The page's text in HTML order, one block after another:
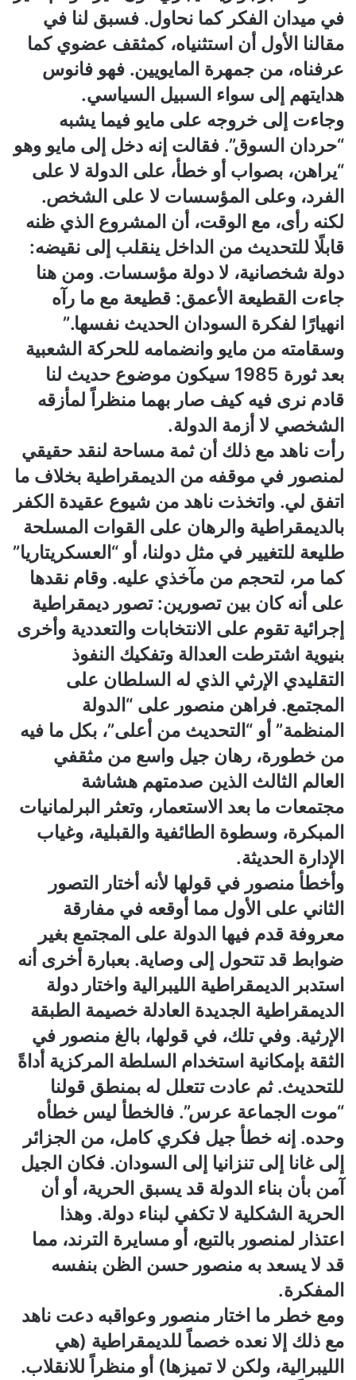
في ميدان الفكر كما نحاول. فسبق لنا في
مقالنا الأول أن استثنياه، كمثقف عضوي كما
عرفناه، من جمهرة المايويين. فهو فانوس
هدايتهم إلى سواء السبيل السياسي.
وجاءت إلى خروجه على مايو فيما يشبه
“حردان السوق”. فقالت إنه دخل إلى مايو وهو
“يراهن، بصواب أو خطأ، على الدولة لا على
الفرد، وعلى المؤسسات لا على الشخص.
لكنه رأى، مع الوقت، أن المشروع الذي ظنه
قابلًا للتحديث من الداخل ينقلب إلى نقيضه:
دولة شخصانية، لا دولة مؤسسات. ومن هنا
جاءت القطيعة الأعمق: قطيعة مع ما رآه
انهيارًا لفكرة السودان الحديث نفسها.”
وسقامته من مايو وانضمامه للحركة الشعبية
بعد ثورة 1985 سيكون موضوع حديث لنا
قادم نرى فيه كيف صار بهما منظراً لمأزقه
الشخصي لا أزمة الدولة.
رأت ناهد مع ذلك أن ثمة مساحة لنقد حقيقي
لمنصور في موقفه من الديمقراطية بخلاف ما
اتفق لي. واتخذت ناهد من شيوع عقيدة الكفر
بالديمقراطية والرهان على القوات المسلحة
طليعة للتغيير في مثل دولنا، أو “العسكريتاريا”
كما مر، لتحجم من مآخذي عليه. وقام نقدها
على أنه كان بين تصورين: تصور ديمقراطية
إجرائية تقوم على الانتخابات والتعددية وأخرى
بنيوية اشترطت العدالة وتفكيك النفوذ
التقليدي الإرثي الذي له السلطان على
المجتمع. فراهن منصور على “الدولة
المنظمة” أو “التحديث من أعلى”، بكل ما فيه
من خطورة، رهان جيل واسع من مثقفي
العالم الثالث الذين صدمتهم هشاشة
مجتمعات ما بعد الاستعمار، وتعثر البرلمانيات
المبكرة، وسطوة الطائفية والقبلية، وغياب
الإدارة الحديثة.
وأخطأ منصور في قولها لأنه أختار التصور
الثاني على الأول مما أوقعه في مفارقة
معروفة قدم فيها الدولة على المجتمع بغير
ضوابط قد تتحول إلى وصاية. بعبارة أخرى أنه
استدبر الديمقراطية الليبرالية واختار دولة
الديمقراطية الجديدة العادلة خصيمة الطبقة
الإرثية. وفي تلك، في قولها، بالغ منصور في
الثقة بإمكانية استخدام السلطة المركزية أداةً
للتحديث. ثم عادت تتعلل له بمنطق قولنا
“موت الجماعة عرس”. فالخطأ ليس خطأه
وحده. إنه خطأ جيل فكري كامل، من الجزائر
إلى غانا إلى تنزانيا إلى السودان. فكان الجيل
آمن بأن بناء الدولة قد يسبق الحرية، أو أن
الحرية الشكلية لا تكفي لبناء دولة. وهذا
اعتذار لمنصور بالتبع، أو مسايرة الترند، مما
قد لا يسعد به منصور حسن الظن بنفسه
المفكرة.
ومع خطر ما اختار منصور وعواقبه دعت ناهد
مع ذلك إلا نعده خصماً للديمقراطية (هي
الليبرالية، ولكن لا تميزها) أو منظراً للانقلاب.